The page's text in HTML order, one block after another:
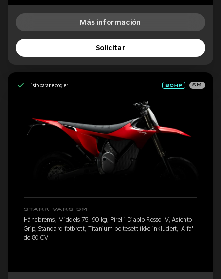
Más información
Solicitar
Listo para recoger SM
STARK VARG SM
Håndbrems, Middels 75–90 kg, Pirelli Diablo Rosso IV, Asiento
Grip, Standard fotbrett, Titanium boltesett ikke inkludert, 'Alfa'
de 80 CV